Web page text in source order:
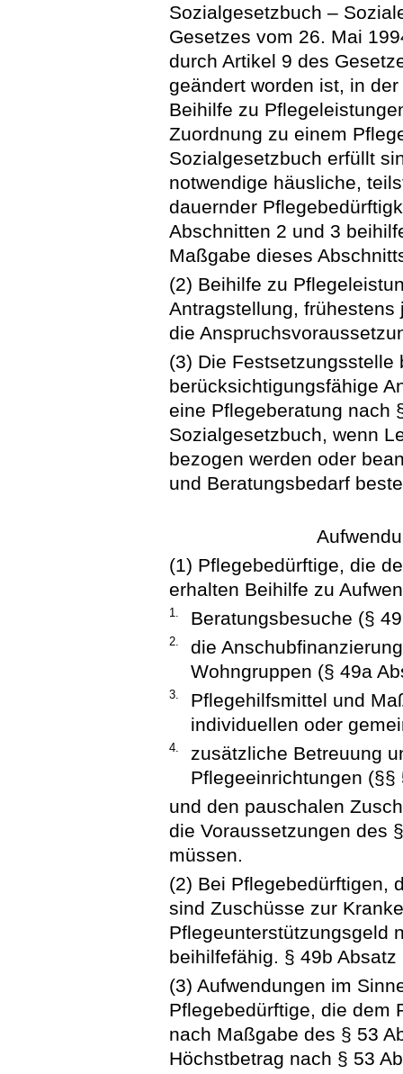
Sozialgesetzbuch –
Gesetzes vom 26. Mai
durch Artikel 9 des
geändert worden ist, in
Beihilfe zu
Zuordnung zu einem
Sozialgesetzbuch erfüllt
notwendige häusliche,
dauernder
Abschnitten 2 und 3
Maßgabe dieses
(2) Beihilfe zu
Antragstellung,
die
(3) Die
berücksichtigungsfähige
eine Pflegeberatung nach
Sozialgesetzbuch, wenn
bezogen werden oder
und Beratungsbedarf
(1) Pflegebedürftige, die
erhalten Beihilfe zu
1. Beratungsbesuche (§
2.
die
Wohngruppen (§ 49a
3.
Pflegehilfsmittel und
individuellen oder
4.
zusätzliche Betreuung
Pflegeeinrichtungen (§§
und den pauschalen
die Voraussetzungen des
müssen.
(2) Bei Pflegebedürftigen,
sind Zuschüsse zur
Pflegeunterstützungsgeld
beihilfefähig. § 49b
(3) Aufwendungen im
Pflegebedürftige, die dem
nach Maßgabe des § 53
Höchstbetrag nach § 53